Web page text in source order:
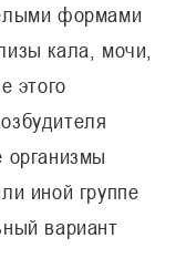
формами
кала, мочи,
этого
организмы
иной группе
вариант